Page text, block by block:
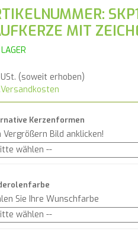
MIT
(soweit erhoben)
Versandkosten
Kerzenformen
Vergrößern Bild anklicken!
Sie Ihre Wunschfarbe